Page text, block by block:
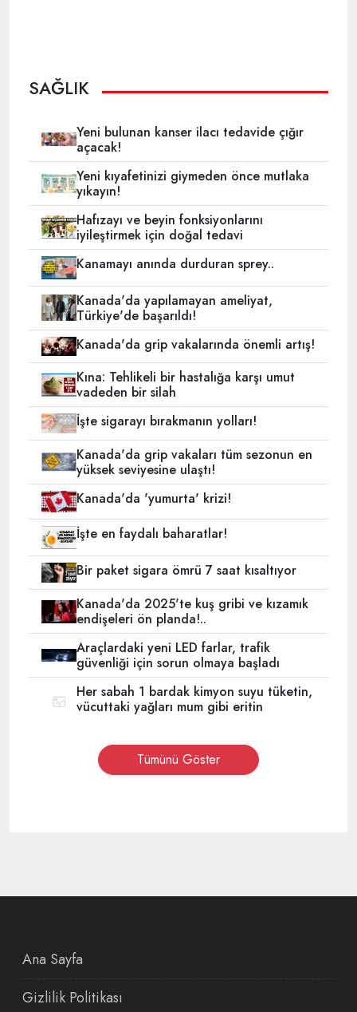
SAĞLIK
Yeni bulunan kanser ilacı tedavide çığır
açacak!
Yeni kıyafetinizi giymeden önce mutlaka
yıkayın!
Hafızayı ve beyin fonksiyonlarını
iyileştirmek için doğal tedavi
Kanamayı anında durduran sprey..
Kanada'da yapılamayan ameliyat,
Türkiye'de başarıldı!
Kanada'da grip vakalarında önemli artış!
Kına: Tehlikeli bir hastalığa karşı umut
vadeden bir silah
İşte sigarayı bırakmanın yolları!
Kanada'da grip vakaları tüm sezonun en
yüksek seviyesine ulaştı!
Kanada'da 'yumurta' krizi!
İşte en faydalı baharatlar!
Bir paket sigara ömrü 7 saat kısaltıyor
Kanada'da 2025'te kuş gribi ve kızamık
endişeleri ön planda!..
Araçlardaki yeni LED farlar, trafik
güvenliği için sorun olmaya başladı
Her sabah 1 bardak kimyon suyu tüketin,
vücuttaki yağları mum gibi eritin
Tümünü Göster
Ana Sayfa
Gizlilik Politikası